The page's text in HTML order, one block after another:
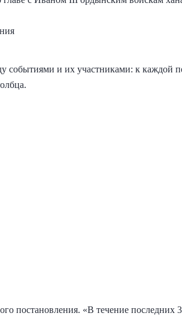
событиями и их участниками: к каждой
постановления. «В течение последних